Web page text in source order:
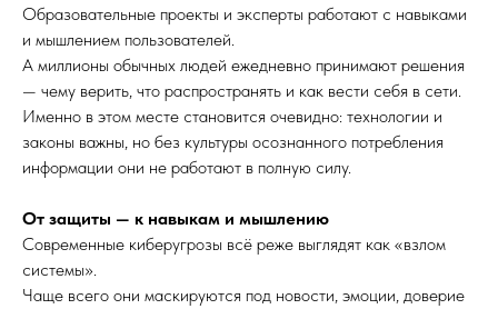
Образовательные проекты и эксперты работают с навыками
и мышлением пользователей.
А миллионы обычных людей ежедневно принимают решения
— чему верить, что распространять и как вести себя в сети.
Именно в этом месте становится очевидно: технологии и
законы важны, но без культуры осознанного потребления
информации они не работают в полную силу.
От защиты — к навыкам и мышлению
Современные киберугрозы всё реже выглядят как «взлом
системы».
Чаще всего они маскируются под новости, эмоции, доверие